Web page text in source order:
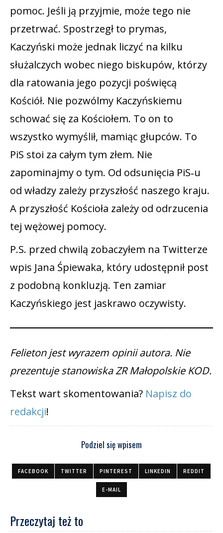
pomoc. Jeśli ją przyjmie, może tego nie
przetrwać. Spostrzegł to prymas,
Kaczyński może jednak liczyć na kilku
służalczych wobec niego biskupów, którzy
dla ratowania jego pozycji poświęcą
Kościół. Nie pozwólmy Kaczyńskiemu
schować się za Kościołem. To on to
wszystko wymyślił, mamiąc głupców. To
PiS stoi za całym tym złem. Nie
zapominajmy o tym. Od odsunięcia PiS‑u
od władzy zależy przyszłość naszego kraju.
A przyszłość Kościoła zależy od odrzucenia
tej wężowej pomocy.
P.S. przed chwilą zobaczyłem na Twitterze
wpis Jana Śpiewaka, który udostępnił post
z podobną konkluzją. Ten zamiar
Kaczyńskiego jest jaskrawo oczywisty.
Felieton jest wyrazem opinii autora. Nie
prezentuje stanowiska ZR Małopolskie KOD.
Tekst wart skomentowania? Napisz do
redakcji!
Podziel się wpisem
FACEBOOK TWITTER PINTEREST LINKEDIN REDDIT
E-MAIL
Przeczytaj też to